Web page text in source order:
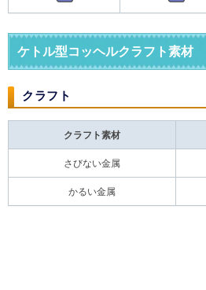
ケトル型コッヘルクラフト素材
クラフト
クラフト素材
さびない金属
かるい金属